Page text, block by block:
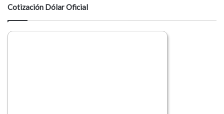
Cotización Dólar Oficial